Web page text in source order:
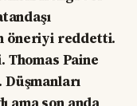
öneriyi reddetti.
Thomas Paine